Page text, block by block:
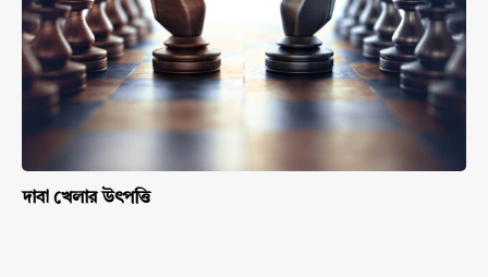
দাবা খেলার উৎপত্তি